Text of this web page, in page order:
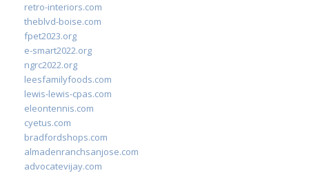
retro-interiors.com
theblvd-boise.com
fpet2023.org
e-smart2022.org
ngrc2022.org
leesfamilyfoods.com
lewis-lewis-cpas.com
eleontennis.com
cyetus.com
bradfordshops.com
almadenranchsanjose.com
advocatevijay.com